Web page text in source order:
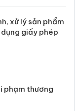
xử lý sản phẩm
giấy phép
phạm thương